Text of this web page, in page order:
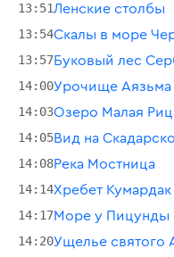
13:51Ленские столбы
13:54Скалы в море
13:57Буковый лес
14:00Урочище Аязьма
14:03Озеро Малая
14:05Вид на
14:08Река Мостница
14:14Хребет Кумардак
14:17Море у Пицунды
14:20Ущелье святого